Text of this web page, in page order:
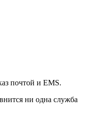
почтой и EMS.
ни одна служба